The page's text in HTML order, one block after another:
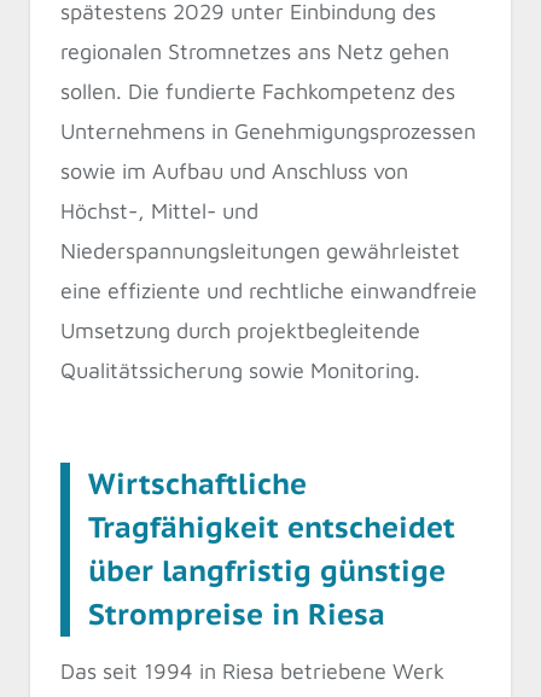
spätestens 2029 unter Einbindung des
regionalen Stromnetzes ans Netz gehen
sollen. Die fundierte Fachkompetenz des
Unternehmens in Genehmigungsprozessen
sowie im Aufbau und Anschluss von
Höchst-, Mittel- und
Niederspannungsleitungen gewährleistet
eine effiziente und rechtliche einwandfreie
Umsetzung durch projektbegleitende
Qualitätssicherung sowie Monitoring.
Wirtschaftliche
Tragfähigkeit entscheidet
über langfristig günstige
Strompreise in Riesa
Das seit 1994 in Riesa betriebene Werk